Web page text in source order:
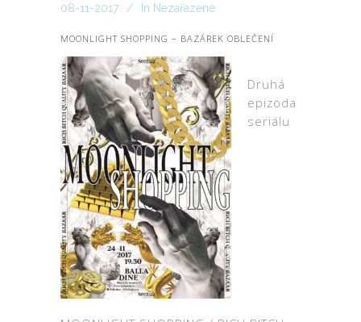
08-11-2017 In Nezařazené
MOONLIGHT SHOPPING – BAZÁREK OBLEČENÍ
Druhá
epizoda
seriálu